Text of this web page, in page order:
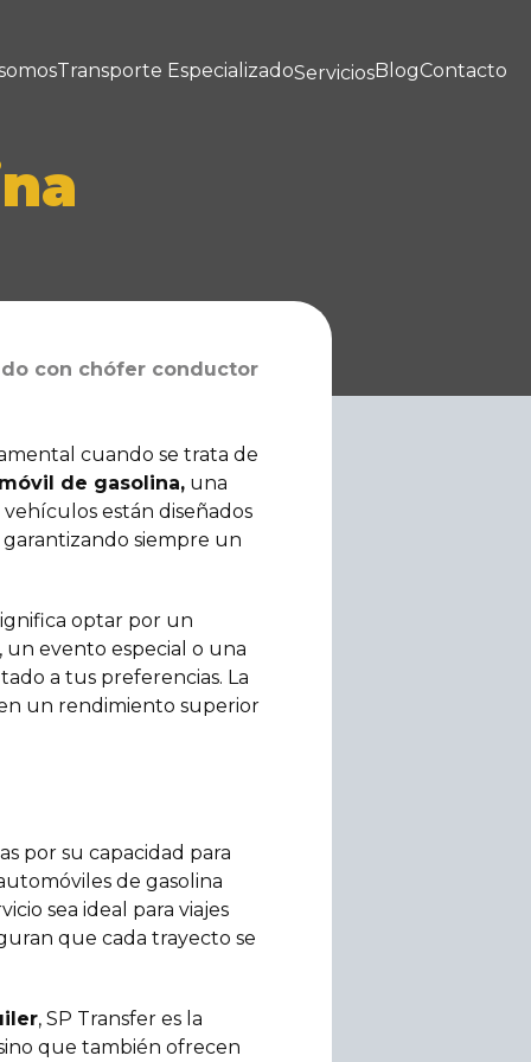
Transporte EspecializadoServiciosBlogContacto
con chófer conductor
cuando se trata de
de gasolina, una
están diseñados
siempre un
optar por un
un evento especial o una
a tus preferencias. La
un rendimiento superior
por su capacidad para
de gasolina
sea ideal para viajes
que cada trayecto se
, SP Transfer es la
que también ofrecen